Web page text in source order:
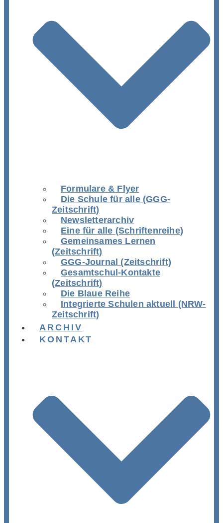
Formulare & Flyer
Die Schule für alle (GGG-
Zeitschrift)
Newsletterarchiv
Eine für alle (Schriftenreihe)
Gemeinsames Lernen
(Zeitschrift)
GGG-Journal (Zeitschrift)
Gesamtschul-Kontakte
(Zeitschrift)
Die Blaue Reihe
Integrierte Schulen aktuell (NRW-
Zeitschrift)
ARCHIV
KONTAKT